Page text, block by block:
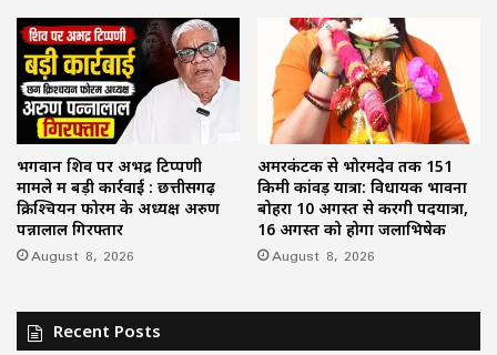
भगवान शिव पर अभद्र टिप्पणी
मामले में बड़ी कार्रवाई : छत्तीसगढ़
क्रिश्चियन फोरम के अध्यक्ष अरुण
पन्नालाल गिरफ्तार
August 8, 2026
अमरकंटक से भोरमदेव तक 151
किमी कांवड़ यात्रा: विधायक भावना
बोहरा 10 अगस्त से करेंगी पदयात्रा,
16 अगस्त को होगा जलाभिषेक
August 8, 2026
Recent Posts